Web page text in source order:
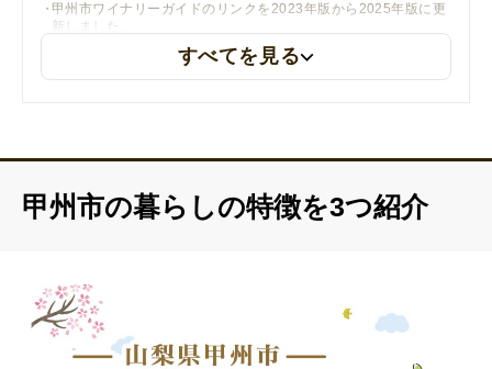
甲州市ワイナリーガイドのリンクを2023年版から2025年版に更
新しました。
2025年6月2日
中学校数を修正しました（4校→3校）
すべてを見る
甲州市の暮らしの特徴を3つ紹介